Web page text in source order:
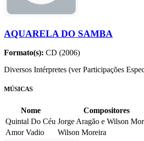
AQUARELA DO SAMBA
Formato(s): CD (2006)
Diversos Intérpretes (ver Participações
MÚSICAS
Nome
Compositores
Quintal Do Céu Jorge Aragão e Wilson
Amor Vadio
Wilson Moreira